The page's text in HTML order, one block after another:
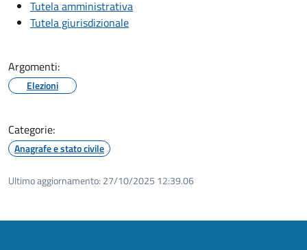
Tutela amministrativa
Tutela giurisdizionale
Argomenti:
Elezioni
Categorie:
Anagrafe e stato civile
Ultimo aggiornamento: 27/10/2025 12:39.06